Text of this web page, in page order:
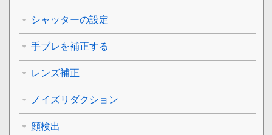
シャッターの設定
手ブレを補正する
レンズ補正
ノイズリダクション
顔検出